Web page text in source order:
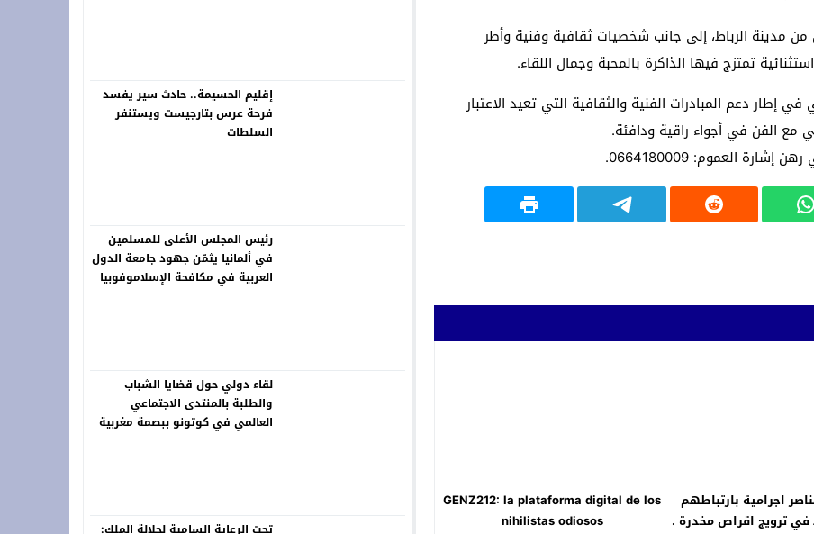
مدينة الرباط، إلى جانب شخصيات ثقافية وفنية وأطر
تمتزج فيها الذاكرة بالمحبة وجمال اللقاء.
إطار دعم المبادرات الفنية والثقافية التي تعيد الاعتبار
مع الفن في أجواء راقية ودافئة.
العموم: 0664180009.
اجرامية بارتباطهم
ترويج اقراص مخدرة .
GENZ212: la plataforma digital de los
nihilistas odiosos
إقليم الحسيمة.. حادث سير يفسد
فرحة عرس بتارجيست ويستنفر
السلطات
رئيس المجلس الأعلى للمسلمين
في ألمانيا يثمّن جهود جامعة الدول
العربية في مكافحة الإسلاموفوبيا
لقاء دولي حول قضايا الشباب
والطلبة بالمنتدى الاجتماعي
العالمي في كوتونو ببصمة مغربية
تحت الرعاية السامية لجلالة الملك: